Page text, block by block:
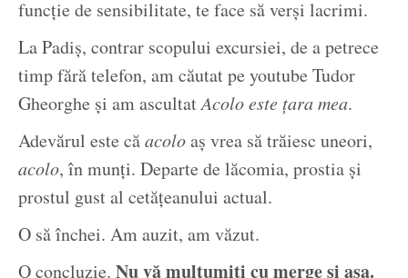
funcție de sensibilitate, te face să verși lacrimi.
La Padiș, contrar scopului excursiei, de a petrece
timp fără telefon, am căutat pe youtube Tudor
Gheorghe și am ascultatAcolo este țara mea.
Adevărul este căacoloaș vrea să trăiesc uneori,
acolo, în munți. Departe de lăcomia, prostia și
prostul gust al cetățeanului actual.
O să închei. Am auzit, am văzut.
O concluzie. Nu vă mulțumiți cu merge și așa.